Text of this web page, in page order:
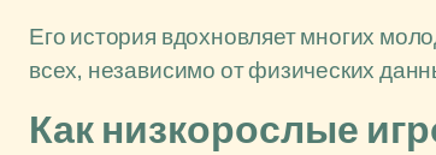
Его история вдохновляет многих
всех, независимо от физических
Как низкорослые